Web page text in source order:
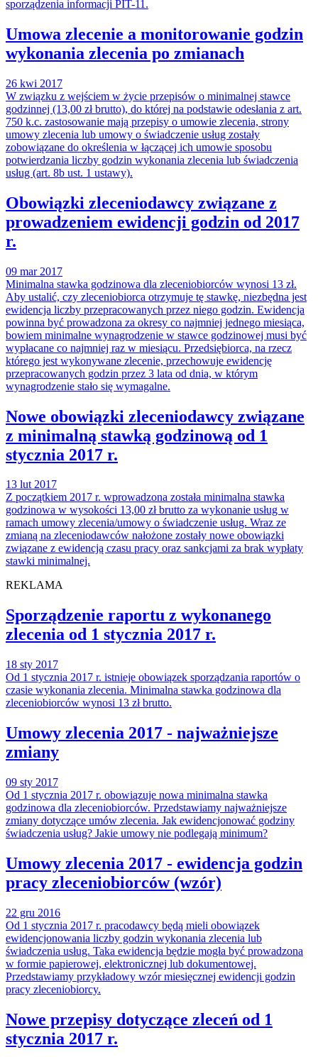
sporządzenia informacji PIT-11.
Umowa zlecenie a monitorowanie godzin
wykonania zlecenia po zmianach
26 kwi 2017
W związku z wejściem w życie przepisów o minimalnej stawce
godzinnej (13,00 zł brutto), do której na podstawie odesłania z art.
750 k.c. zastosowanie mają przepisy o umowie zlecenia, strony
umowy zlecenia lub umowy o świadczenie usług zostały
zobowiązane do określenia w łączącej ich umowie sposobu
potwierdzania liczby godzin wykonania zlecenia lub świadczenia
usług (art. 8b ust. 1 ustawy).
Obowiązki zleceniodawcy związane z
prowadzeniem ewidencji godzin od 2017
r.
09 mar 2017
Minimalna stawka godzinowa dla zleceniobiorców wynosi 13 zł.
Aby ustalić, czy zleceniobiorca otrzymuje tę stawkę, niezbędna jest
ewidencja liczby przepracowanych przez niego godzin. Ewidencja
powinna być prowadzona za okresy co najmniej jednego miesiąca,
bowiem minimalne wynagrodzenie w stawce godzinowej musi być
wypłacane co najmniej raz w miesiącu. Przedsiębiorca, na rzecz
którego jest wykonywane zlecenie, przechowuje ewidencję
przepracowanych godzin przez 3 lata od dnia, w którym
wynagrodzenie stało się wymagalne.
Nowe obowiązki zleceniodawcy związane
z minimalną stawką godzinową od 1
stycznia 2017 r.
13 lut 2017
Z początkiem 2017 r. wprowadzona została minimalna stawka
godzinowa w wysokości 13,00 zł brutto za wykonanie usług w
ramach umowy zlecenia/umowy o świadczenie usług. Wraz ze
zmianą na zleceniodawców nałożone zostały nowe obowiązki
związane z ewidencją czasu pracy oraz sankcjami za brak wypłaty
stawki minimalnej.
REKLAMA
Sporządzenie raportu z wykonanego
zlecenia od 1 stycznia 2017 r.
18 sty 2017
Od 1 stycznia 2017 r. istnieje obowiązek sporządzania raportów o
czasie wykonania zlecenia. Minimalna stawka godzinowa dla
zleceniobiorców wynosi 13 zł brutto.
Umowy zlecenia 2017 - najważniejsze
zmiany
09 sty 2017
Od 1 stycznia 2017 r. obowiązuje nowa minimalna stawka
godzinowa dla zleceniobiorców. Przedstawiamy najważniejsze
zmiany dotyczące umów zlecenia. Jak ewidencjonować godziny
świadczenia usług? Jakie umowy nie podlegają minimum?
Umowy zlecenia 2017 - ewidencja godzin
pracy zleceniobiorców (wzór)
22 gru 2016
Od 1 stycznia 2017 r. pracodawcy będą mieli obowiązek
ewidencjonowania liczby godzin wykonania zlecenia lub
świadczenia usług. Taka ewidencja będzie mogła być prowadzona
w formie papierowej, elektronicznej lub dokumentowej.
Przedstawiamy przykładowy wzór miesięcznej ewidencji godzin
pracy zleceniobiorcy.
Nowe przepisy dotyczące zleceń od 1
stycznia 2017 r.